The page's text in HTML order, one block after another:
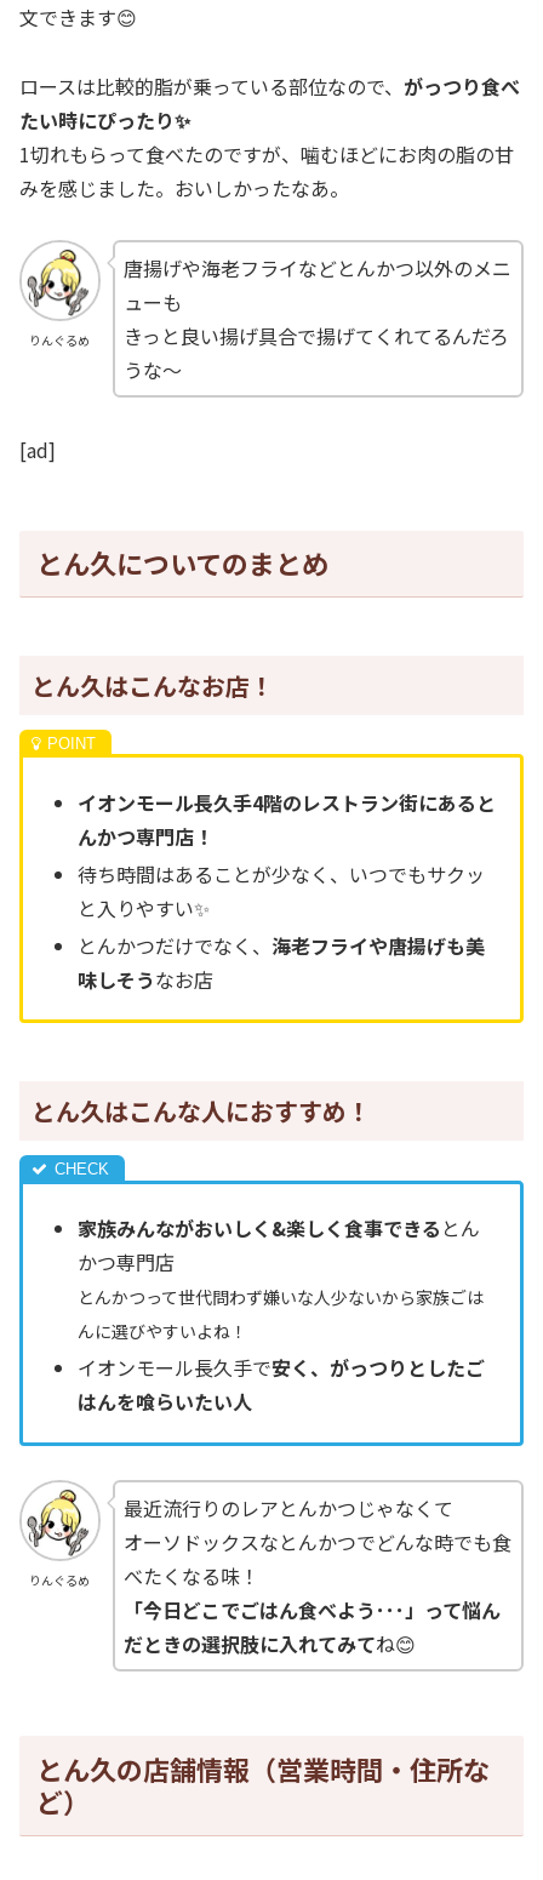
文できます😊
ロースは比較的脂が乗っている部位なので、 がっつり食べ
たい時にぴったり✨
1切れもらって食べたのですが、噛むほどにお肉の脂の甘
みを感じました。おいしかったなあ。
りんぐるめ
唐揚げや海老フライなどとんかつ以外のメニ
ューも
きっと良い揚げ具合で揚げてくれてるんだろ
うな～
[ad]
とん久についてのまとめ
とん久はこんなお店！
イオンモール長久手4階のレストラン街にあると
んかつ専門店！
待ち時間はあることが少なく、いつでもサクッ
と入りやすい✨
とんかつだけでなく、 海老フライや唐揚げも美
味しそうなお店
とん久はこんな人におすすめ！
家族みんながおいしく&楽しく食事できる とん
かつ専門店
とんかつって世代問わず嫌いな人少ないから家族ごは
んに選びやすいよね！
イオンモール長久手で安く、がっつりとしたご
はんを喰らいたい人
りんぐるめ
最近流行りのレアとんかつじゃなくて
オーソドックスなとんかつでどんな時でも食
べたくなる味！
「今日どこでごはん食べよう･･･」って悩ん
だときの選択肢に入れてみてね😊
とん久の店舗情報（営業時間・住所な
ど）